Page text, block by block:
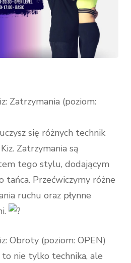
Zatrzymania (poziom:
się różnych technik
Zatrzymania są
tego stylu, dodającym
tańca. Przećwiczymy różne
ruchu oraz płynne
Obroty (poziom: OPEN)
nie tylko technika, ale